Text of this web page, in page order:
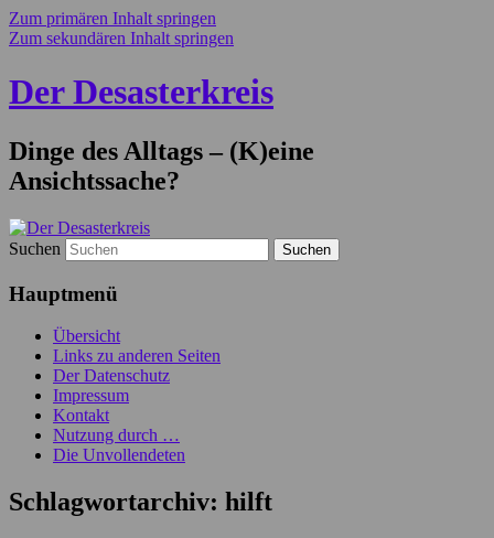
Zum primären Inhalt springen
Zum sekundären Inhalt springen
Der Desasterkreis
Dinge des Alltags – (K)eine
Ansichtssache?
Suchen
Hauptmenü
Übersicht
Links zu anderen Seiten
Der Datenschutz
Impressum
Kontakt
Nutzung durch …
Die Unvollendeten
Schlagwortarchiv: hilft